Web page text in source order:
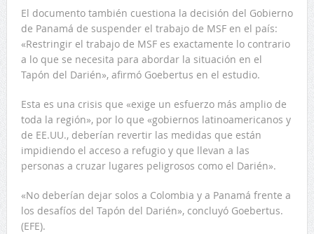
El documento también cuestiona la decisión del Gobierno
de Panamá de suspender el trabajo de MSF en el país:
«Restringir el trabajo de MSF es exactamente lo contrario
a lo que se necesita para abordar la situación en el
Tapón del Darién», afirmó Goebertus en el estudio.
Esta es una crisis que «exige un esfuerzo más amplio de
toda la región», por lo que «gobiernos latinoamericanos y
de EE.UU., deberían revertir las medidas que están
impidiendo el acceso a refugio y que llevan a las
personas a cruzar lugares peligrosos como el Darién».
«No deberían dejar solos a Colombia y a Panamá frente a
los desafíos del Tapón del Darién», concluyó Goebertus.
(EFE).